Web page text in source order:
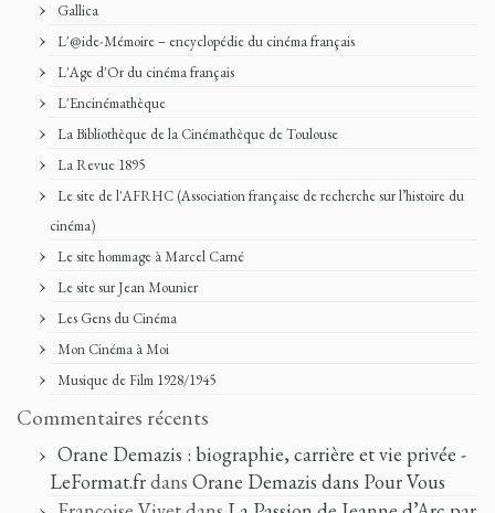
Gallica
L'@ide-Mémoire – encyclopédie du cinéma français
L'Age d'Or du cinéma français
L'Encinémathèque
La Bibliothèque de la Cinémathèque de Toulouse
La Revue 1895
Le site de l'AFRHC (Association française de recherche sur l’histoire du
cinéma)
Le site hommage à Marcel Carné
Le site sur Jean Mounier
Les Gens du Cinéma
Mon Cinéma à Moi
Musique de Film 1928/1945
Commentaires récents
Orane Demazis : biographie, carrière et vie privée -
LeFormat.frdans Orane Demazis dans Pour Vous